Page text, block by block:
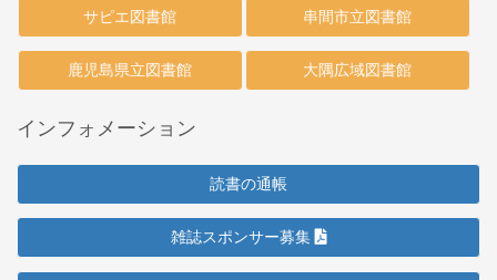
サピエ図書館
鹿児島県立図書館
串間市立図書館
大隅広域図書館
インフォメーション
読書の通帳
雑誌スポンサー募集